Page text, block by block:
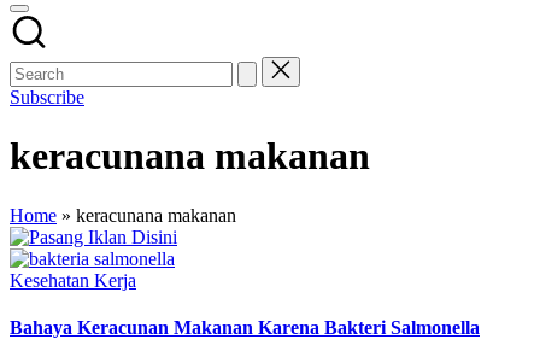
Subscribe
keracunana makanan
Home » keracunana makanan
Posted
Kesehatan Kerja
Bahaya Keracunan Makanan Karena Bakteri Salmonella